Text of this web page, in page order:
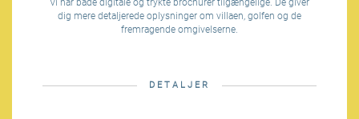
Vi har både digitale og trykte brochurer tilgængelige. De giver
dig mere detaljerede oplysninger om villaen, golfen og de
fremragende omgivelserne.
DETALJER